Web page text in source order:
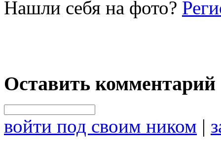
Нашли себя на фото?
Оставить комментарий
войти под своим ником |